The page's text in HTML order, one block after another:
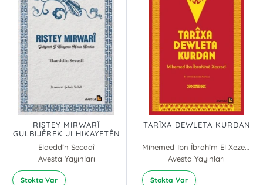
RIŞTEY MIRWARÎ
GULBIJÊREK JI HIKAYETÊN
MÎRATA KURDAN
Elaeddîn Secadî
Avesta Yayınları
Stokta Var
TARÎXA DEWLETA KURDAN
Mihemed Ibn Îbrahîm El Xezercî
Avesta Yayınları
Stokta Var